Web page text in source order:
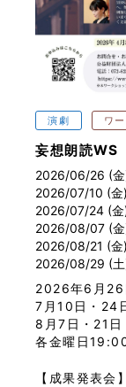
演劇 ワ
妄想朗読WS
2026/06/26 (
2026/07/10 (金)
2026/07/24 (金
2026/08/07 (
2026/08/21 (金)
2026/08/29 (
2026年6月26
7月10日・24
8月7日・21日
各金曜日
【成果発表会】